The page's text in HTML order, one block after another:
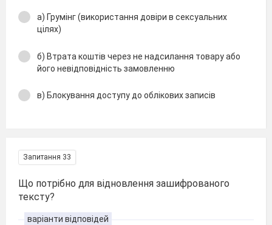
а) Грумінг (використання довіри в сексуальних
цілях)
б) Втрата коштів через не надсилання товару або
його невідповідність замовленню
в) Блокування доступу до облікових записів
Запитання 33
Що потрібно для відновлення зашифрованого
тексту?
варіанти відповідей